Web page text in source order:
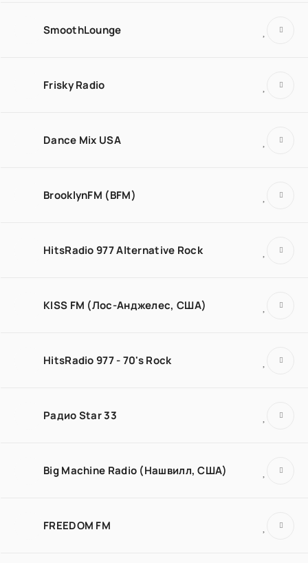
SmoothLounge
Frisky Radio
Dance Mix USA
BrooklynFM (BFM)
HitsRadio 977 Alternative Rock
KISS FM (Лос-Анджелес, США)
HitsRadio 977 - 70's Rock
Радио Star 33
Big Machine Radio (Нашвилл, США)
FREEDOM FM